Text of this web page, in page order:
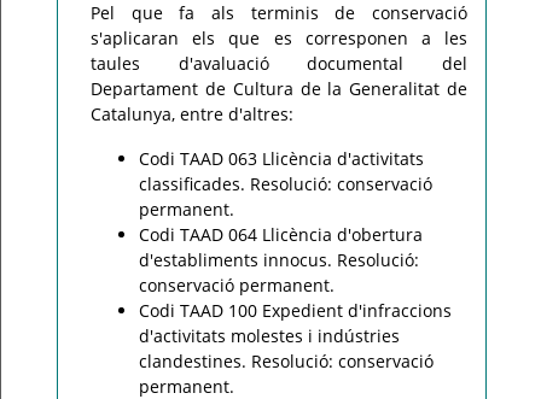
Pel que fa als terminis de conservació
s'aplicaran els que es corresponen a les
taules d'avaluació documental del
Departament de Cultura de la Generalitat de
Catalunya, entre d'altres:
Codi TAAD 063 Llicència d'activitats
classificades. Resolució: conservació
permanent.
Codi TAAD 064 Llicència d'obertura
d'establiments innocus. Resolució:
conservació permanent.
Codi TAAD 100 Expedient d'infraccions
d'activitats molestes i indústries
clandestines. Resolució: conservació
permanent.